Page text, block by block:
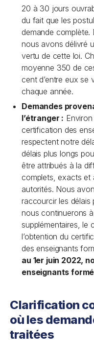
20 à 30 jours
du fait que les
demande complète.
nous avons délivré
vertu de cette loi.
moyenne 350 de
cent d’entre eux se
chaque année.
Demandes
l’étranger :
certification des
respectent notre
délais plus longs
être attribués à la
complets, exacts et
autorités. Nous
raccourcir les
nous continuerons
supplémentaires, le
l’obtention du
des enseignants
au 1er juin 2022,
enseignants
Clarification
où les
traitées